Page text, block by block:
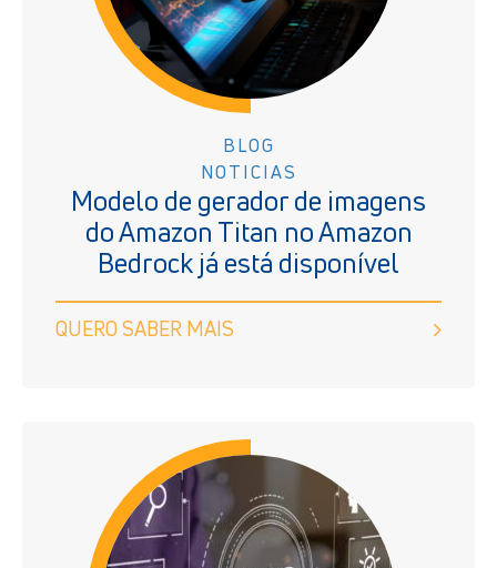
BLOG
NOTICIAS
Modelo de gerador de imagens
do Amazon Titan no Amazon
Bedrock já está disponível
QUERO SABER MAIS